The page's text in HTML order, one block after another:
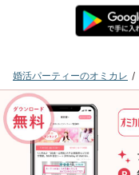
婚活パーティーのオミカレ